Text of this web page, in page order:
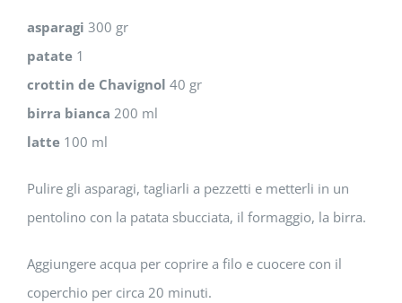
asparagi 300 gr
patate 1
crottin de Chavignol 40 gr
birra bianca 200 ml
latte 100 ml
Pulire gli asparagi, tagliarli a pezzetti e metterli in un
pentolino con la patata sbucciata, il formaggio, la birra.
Aggiungere acqua per coprire a filo e cuocere con il
coperchio per circa 20 minuti.